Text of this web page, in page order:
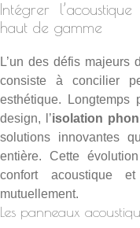
Intégrer
haut de gamme
L’un des défis majeurs
consiste à concilier
esthétique. Longtemps
design, l’isolation
solutions innovantes
entière. Cette
confort acoustique
mutuellement.
Les panneaux